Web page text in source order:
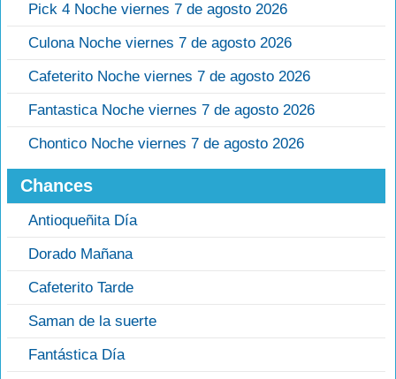
Pick 4 Noche viernes 7 de agosto 2026
Culona Noche viernes 7 de agosto 2026
Cafeterito Noche viernes 7 de agosto 2026
Fantastica Noche viernes 7 de agosto 2026
Chontico Noche viernes 7 de agosto 2026
Chances
Antioqueñita Día
Dorado Mañana
Cafeterito Tarde
Saman de la suerte
Fantástica Día